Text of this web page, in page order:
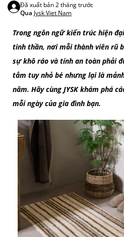
Đã xuất bản2 tháng trước
Qua Jysk Viet Nam
Trong ngôn ngữ kiến trúc hiện
tinh thần, nơi mỗi thành viên rũ
sự khô ráo và tính an toàn phải
tắm tuy nhỏ bé nhưng lại là
năm. Hãy cùng JYSK khám phá
mỗi ngày của gia đình bạn.